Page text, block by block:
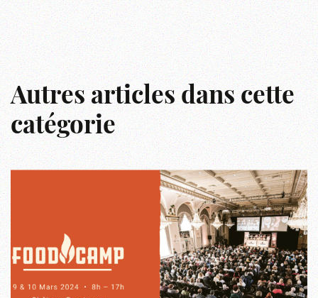
Autres articles dans cette
catégorie